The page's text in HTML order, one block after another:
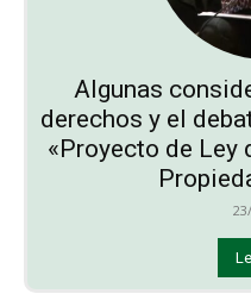
Algunas
derechos y el
«Proyecto de Ley